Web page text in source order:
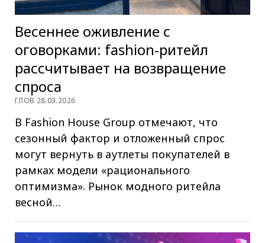
Весеннее оживление с
оговорками: fashion-ритейл
рассчитывает на возвращение
спроса
ГЛОВ 28.03.2026
В Fashion House Group отмечают, что
сезонный фактор и отложенный спрос
могут вернуть в аутлеты покупателей в
рамках модели «рационального
оптимизма». Рынок модного ритейла
весной…